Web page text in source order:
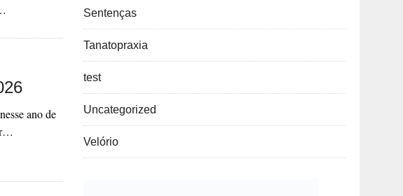
ano de
Sentenças
Tanatopraxia
test
Uncategorized
Velório